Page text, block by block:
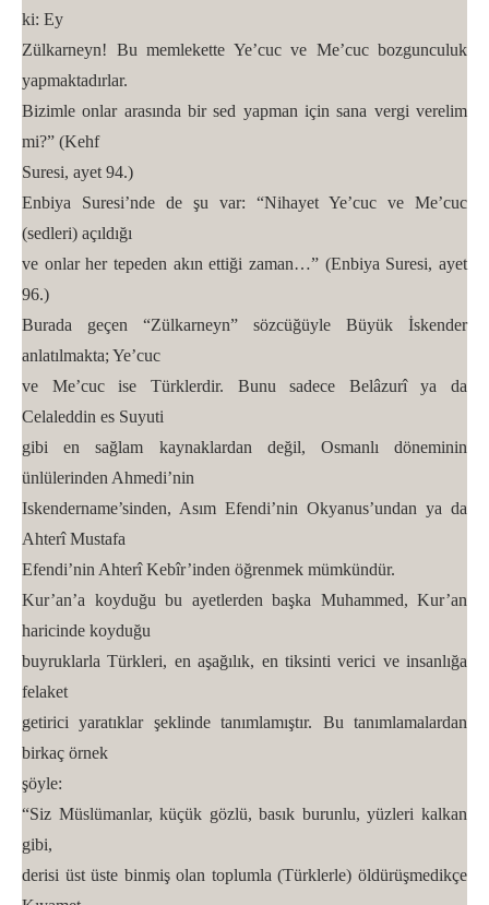
ki: Ey
Zülkarneyn! Bu memlekette Ye’cuc ve Me’cuc bozgunculuk
yapmaktadırlar.
Bizimle onlar arasında bir sed yapman için sana vergi verelim
mi?” (Kehf
Suresi, ayet 94.)
Enbiya Suresi’nde de şu var: “Nihayet Ye’cuc ve Me’cuc
(sedleri) açıldığı
ve onlar her tepeden akın ettiği zaman…” (Enbiya Suresi, ayet
96.)
Burada geçen “Zülkarneyn” sözcüğüyle Büyük İskender
anlatılmakta; Ye’cuc
ve Me’cuc ise Türklerdir. Bunu sadece Belâzurî ya da
Celaleddin es Suyuti
gibi en sağlam kaynaklardan değil, Osmanlı döneminin
ünlülerinden Ahmedi’nin
Iskendername’sinden, Asım Efendi’nin Okyanus’undan ya da
Ahterî Mustafa
Efendi’nin Ahterî Kebîr’inden öğrenmek mümkündür.
Kur’an’a koyduğu bu ayetlerden başka Muhammed, Kur’an
haricinde koyduğu
buyruklarla Türkleri, en aşağılık, en tiksinti verici ve insanlığa
felaket
getirici yaratıklar şeklinde tanımlamıştır. Bu tanımlamalardan
birkaç örnek
şöyle:
“Siz Müslümanlar, küçük gözlü, basık burunlu, yüzleri kalkan
gibi,
derisi üst üste binmiş olan toplumla (Türklerle) öldürüşmedikçe